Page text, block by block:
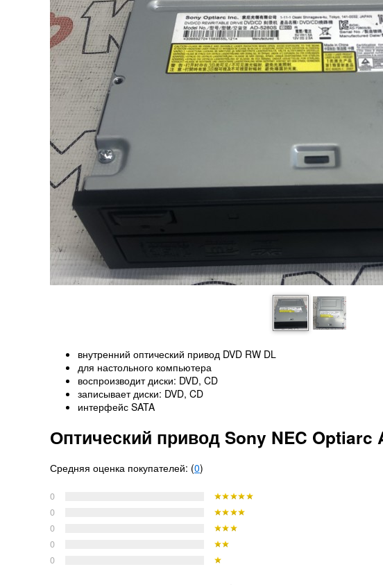
внутренний оптический привод DVD RW DL
для настольного компьютера
воспроизводит диски: DVD, CD
записывает диски: DVD, CD
интерфейс SATA
Оптический привод Sony NEC
Средняя оценка покупателей: (0)
0
0
0
0
0